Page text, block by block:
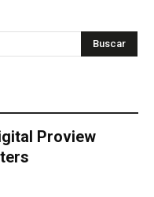
Buscar
Proview